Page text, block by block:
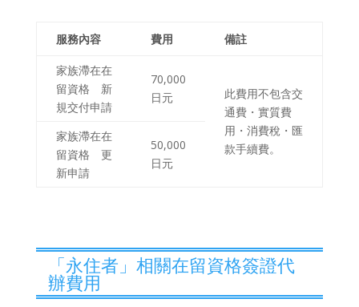
服務內容 費用 備註
家族滯在在
留資格 新
規交付申請
70,000
日元
此費用不包含交
通費・實質費
用・消費稅・匯
款手續費。
家族滯在在
留資格 更
新申請
50,000
日元
「永住者」相關在留資格簽證代
辦費用